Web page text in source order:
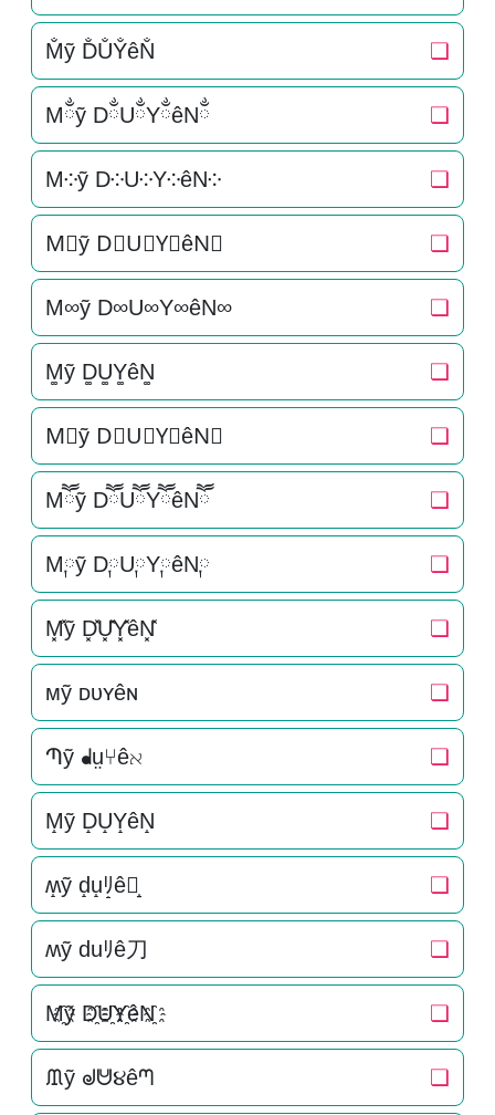
M̐ỹ D̐U̐Y̐êN̐ ❏
Mྂỹ DྂUྂYྂêNྂ ❏
M༶ỹ D༶U༶Y༶êN༶ ❏
M⃕ỹ D⃕U⃕Y⃕êN⃕ ❏
M∞ỹ D∞U∞Y∞êN∞ ❏
M͚ỹ D͚U͚Y͚êN͚ ❏
M⃒ỹ D⃒U⃒Y⃒êN⃒ ❏
Mཽỹ DཽUཽYཽêNཽ ❏
M༙ỹ D༙U༙Y༙êN༙ ❏
M͓̽ỹ D͓̽U͓̽Y͓̽êN͓̽ ❏
ᴍỹ ᴅᴜʏêɴ ❏
Պỹ ᖱṳ⑂êℵ ❏
M̝ỹ D̝U̝Y̝êN̝ ❏
ʍ̝ỹ d̝u̝ﾘ̝ê刀̝ ❏
ʍỹ duﾘê刀 ❏
M҈ỹ D҈U҈Y҈êN҈ ❏
ᙢỹ ᖙᕰ૪êᘉ ❏